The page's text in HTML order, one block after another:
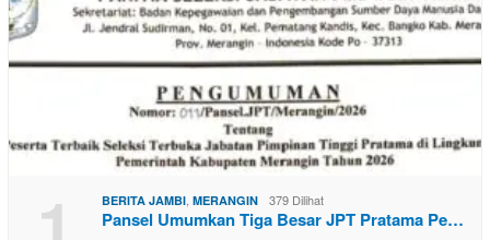
BERITA JAMBI MERANGIN 379 Dilihat
Pansel Umumkan Tiga Besar JPT Pratama Pe…